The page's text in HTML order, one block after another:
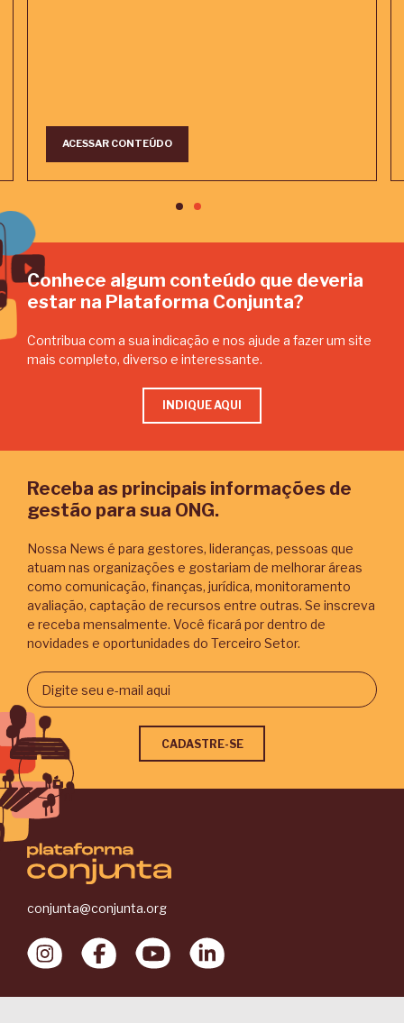
ACESSAR CONTEÚDO
Conhece algum conteúdo que deveria
estar na Plataforma Conjunta?
Contribua com a sua indicação e nos ajude a fazer um site
mais completo, diverso e interessante.
INDIQUE AQUI
Receba as principais informações de
gestão para sua ONG.
Nossa News é para gestores, lideranças, pessoas que
atuam nas organizações e gostariam de melhorar áreas
como comunicação, finanças, jurídica, monitoramento
avaliação, captação de recursos entre outras. Se inscreva
e receba mensalmente. Você ficará por dentro de
novidades e oportunidades do Terceiro Setor.
conjunta@conjunta.org